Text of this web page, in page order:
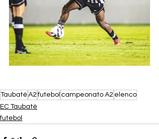
Taubaté A2 futebol campeonato A2 elenco
EC Taubaté
futebol